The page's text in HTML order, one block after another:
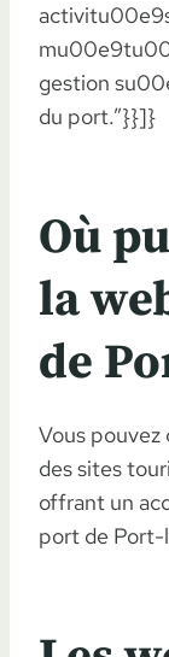
gestion
du port.”}}]}
Où
la
de
Vous pouvez
des sites
offrant un
port de